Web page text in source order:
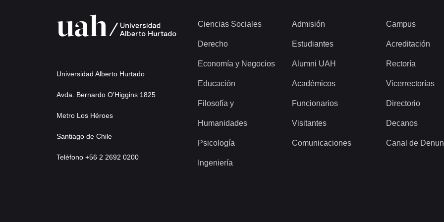
Universidad Alberto Hurtado
Avda. Bernardo O’Higgins 1825
Metro Los Héroes
Santiago de Chile
Teléfono +56 2 2692 0200
Ciencias Sociales
Derecho
Economía y Negocios
Educación
Filosofía y
Humanidades
Psicología
Ingeniería
Admisión
Estudiantes
Alumni UAH
Académicos
Funcionarios
Visitantes
Comunicaciones
Campus
Acreditación
Rectoría
Vicerrectorías
Directorio
Decanos
Canal de